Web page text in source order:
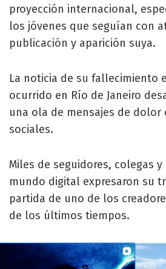
proyección internacional,
los jóvenes que seguían con
publicación y aparición suya.
La noticia de su fallecimiento
ocurrido en Río de Janeiro
una ola de mensajes de dolor
sociales.
Miles de seguidores, colegas
mundo digital expresaron su
partida de uno de los
de los últimos tiempos.